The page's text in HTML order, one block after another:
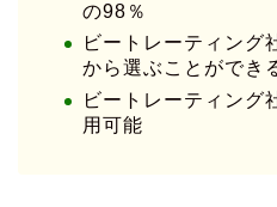
の98％
ビートレーティング
から選ぶことができ
ビートレーティング
用可能